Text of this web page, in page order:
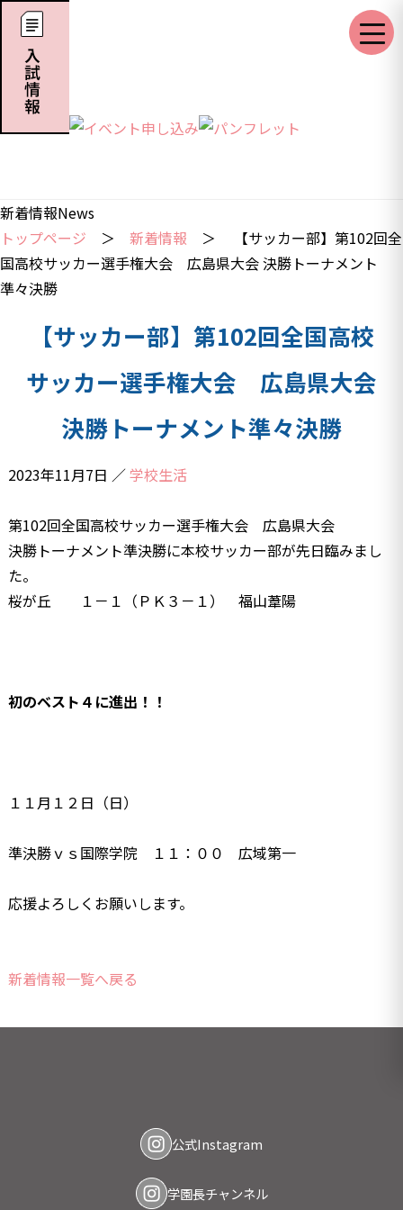
新着情報News
トップページ ＞ 新着情報 ＞ 【サッカー部】第102回全
国高校サッカー選手権大会 広島県大会 決勝トーナメント
準々決勝
【サッカー部】第102回全国高校
サッカー選手権大会 広島県大会
決勝トーナメント準々決勝
2023年11月7日 ／学校生活
第102回全国高校サッカー選手権大会 広島県大会
決勝トーナメント準決勝に本校サッカー部が先日臨みまし
た。
桜が丘 １－１（ＰＫ３－１） 福山葦陽
初のベスト４に進出！！
１１月１２日（日）
準決勝ｖｓ国際学院 １１：００ 広域第一
応援よろしくお願いします。
新着情報一覧へ戻る
公式Instagram
学園長チャンネル